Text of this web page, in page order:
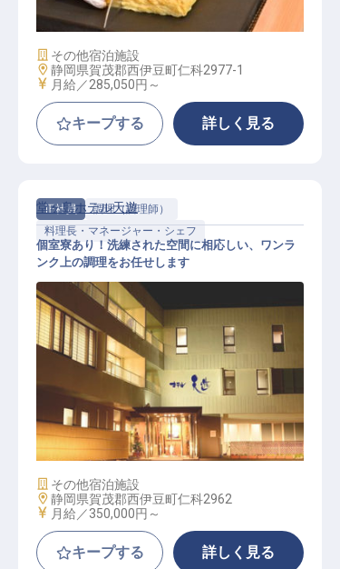
を担当/経験者）
施設業態
その他宿泊施設
勤務地
静岡県賀茂郡西伊豆町仁科2977-1
給与
月給／285,050円～
キープする 詳しく見る
正社員
調理（調理師）
料理長・マネージャー・シェフ
料理長候補（和食）
堂ヶ島ホテル天遊
個室寮あり！洗練された空間に相応しい、ワンラ
ンク上の調理をお任せします
施設業態
その他宿泊施設
勤務地
静岡県賀茂郡西伊豆町仁科2962
給与
月給／350,000円～
キープする 詳しく見る